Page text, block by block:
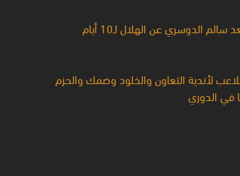
الدوسري عن الهلال لـ10 أيام
تعتمد 4 ملاعب لأندية التعاون والخلود وضمك والحزم
في الدوري